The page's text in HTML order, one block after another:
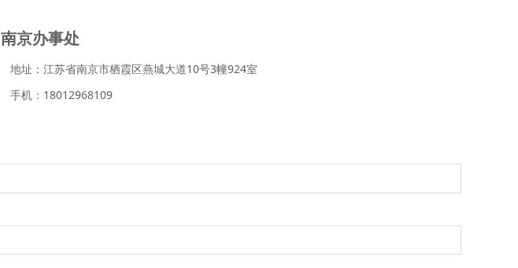
南京办事处
地址：江苏省南京市栖霞区燕城大道10号3幢924室
手机：18012968109